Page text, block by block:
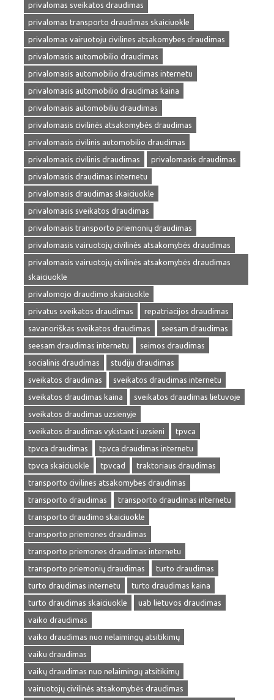
privalomas sveikatos draudimas
privalomas transporto draudimas skaiciuokle
privalomas vairuotoju civilines atsakomybes draudimas
privalomasis automobilio draudimas
privalomasis automobilio draudimas internetu
privalomasis automobilio draudimas kaina
privalomasis automobiliu draudimas
privalomasis civilinės atsakomybės draudimas
privalomasis civilinis automobilio draudimas
privalomasis civilinis draudimas
privalomasis draudimas
privalomasis draudimas internetu
privalomasis draudimas skaiciuokle
privalomasis sveikatos draudimas
privalomasis transporto priemonių draudimas
privalomasis vairuotojų civilinės atsakomybės draudimas
privalomasis vairuotojų civilinės atsakomybės draudimas
skaiciuokle
privalomojo draudimo skaiciuokle
privatus sveikatos draudimas
repatriacijos draudimas
savanoriškas sveikatos draudimas
seesam draudimas
seesam draudimas internetu
seimos draudimas
socialinis draudimas
studiju draudimas
sveikatos draudimas
sveikatos draudimas internetu
sveikatos draudimas kaina
sveikatos draudimas lietuvoje
sveikatos draudimas uzsienyje
sveikatos draudimas vykstant i uzsieni
tpvca
tpvca draudimas
tpvca draudimas internetu
tpvca skaiciuokle
tpvcad
traktoriaus draudimas
transporto civilines atsakomybes draudimas
transporto draudimas
transporto draudimas internetu
transporto draudimo skaiciuokle
transporto priemones draudimas
transporto priemones draudimas internetu
transporto priemonių draudimas
turto draudimas
turto draudimas internetu
turto draudimas kaina
turto draudimas skaiciuokle
uab lietuvos draudimas
vaiko draudimas
vaiko draudimas nuo nelaimingų atsitikimų
vaiku draudimas
vaikų draudimas nuo nelaimingų atsitikimų
vairuotojų civilinės atsakomybės draudimas